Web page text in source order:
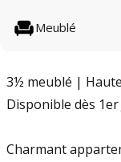
Meublé
3½ meublé |
Disponible dès 1er
Charmant